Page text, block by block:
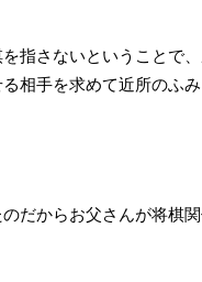
指さないということで
相手を求めて近所のふ
だからお父さんが将棋